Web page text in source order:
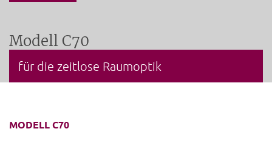
Modell C70
für die zeitlose Raumoptik
MODELL C70